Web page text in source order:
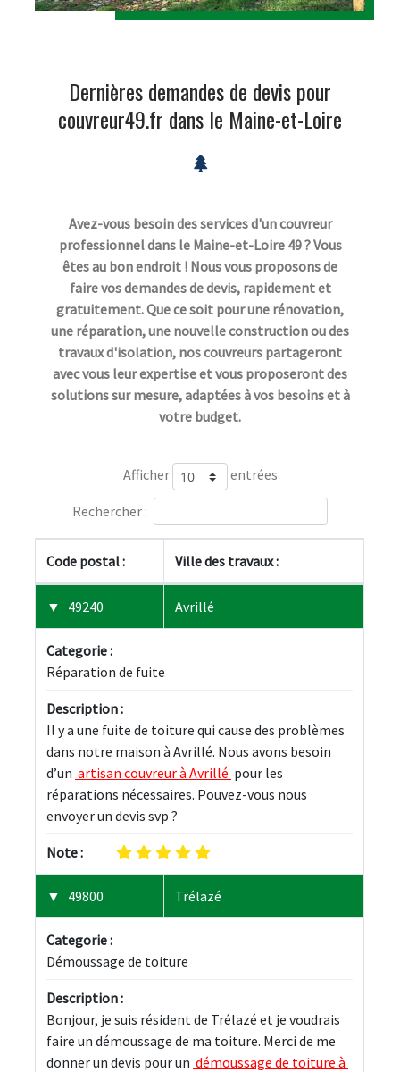
Dernières demandes de devis pour
couvreur49.fr dans le Maine-et-Loire
Avez-vous besoin des services d'un couvreur
professionnel dans le Maine-et-Loire 49 ? Vous
êtes au bon endroit ! Nous vous proposons de
faire vos demandes de devis, rapidement et
gratuitement. Que ce soit pour une rénovation,
une réparation, une nouvelle construction ou des
travaux d'isolation, nos couvreurs partageront
avec vous leur expertise et vous proposeront des
solutions sur mesure, adaptées à vos besoins et à
votre budget.
Afficher entrées
Rechercher :
Code postal : Ville des travaux :
49240 Avrillé
Categorie :
Réparation de fuite
Description :
Il y a une fuite de toiture qui cause des problèmes
dans notre maison à Avrillé. Nous avons besoin
d’un artisan couvreur à Avrillé pour les
réparations nécessaires. Pouvez-vous nous
envoyer un devis svp ?
Note :
49800 Trélazé
Categorie :
Démoussage de toiture
Description :
Bonjour, je suis résident de Trélazé et je voudrais
faire un démoussage de ma toiture. Merci de me
donner un devis pour un démoussage de toiture à